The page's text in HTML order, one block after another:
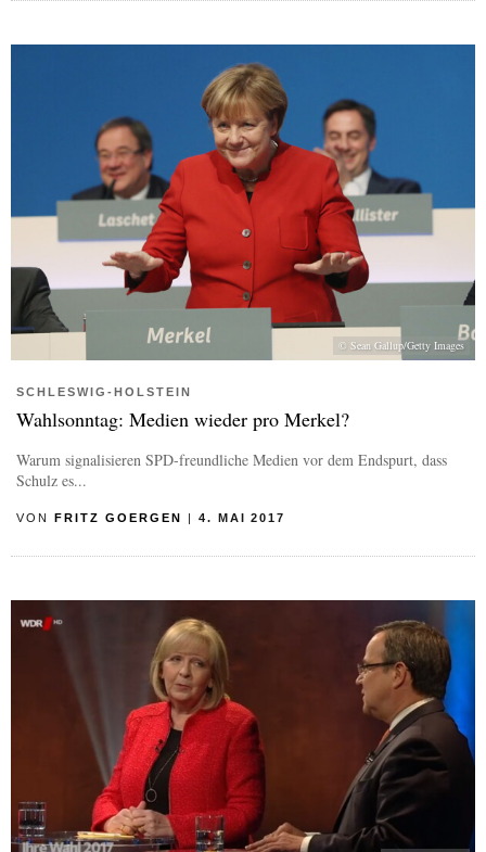
© Sean Gallup/Getty Images
SCHLESWIG-HOLSTEIN
Wahlsonntag: Medien wieder pro Merkel?
Warum signalisieren SPD-freundliche Medien vor dem Endspurt, dass
Schulz es...
VON FRITZ GOERGEN | 4. MAI 2017